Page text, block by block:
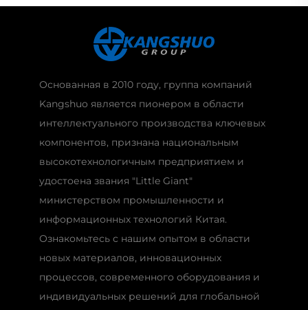
Основанная в 2010 году, группа компаний
Kangshuo является пионером в области
интеллектуального производства ключевых
компонентов, признана национальным
высокотехнологичным предприятием и
удостоена звания "Little Giant"
министерством промышленности и
информационных технологий Китая.
Ознакомьтесь с нашим опытом в области
новых материалов, инновационных
процессов, современного оборудования и
индивидуальных решений для глобальной